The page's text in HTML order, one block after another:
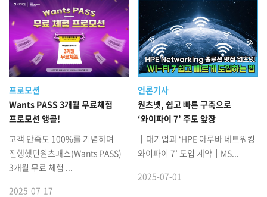
프로모션
Wants PASS 3개월 무료체험
프로모션 앵콜!
고객 만족도 100%를 기념하며
진행했던원츠패스(Wants PASS)
3개월 무료 체험 ...
2025-07-17
언론기사
원츠넷, 쉽고 빠른 구축으로
‘와이파이 7’ 주도 앞장
┃대기업과 ‘HPE 아루바 네트워킹
와이파이 7’ 도입 계약┃MS...
2025-07-01